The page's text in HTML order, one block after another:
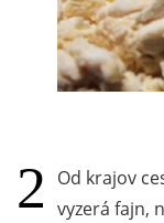
Od krajov
vyzerá fajn,